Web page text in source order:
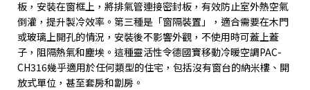
板，安裝在窗框上，將排氣管連接密封板，有效防止室外熱空氣
倒灌，提升製冷效率。第三種是「窗隔裝置」，適合需要在木門
或玻璃上開孔的情況，安裝後不影響外觀，不使用時可蓋上蓋
子，阻隔熱氣和塵埃。這種靈活性令德國寶移動冷暖空調PAC-
CH316幾乎適用於任何類型的住宅，包括沒有窗台的納米樓、開
放式單位，甚至套房和劏房。